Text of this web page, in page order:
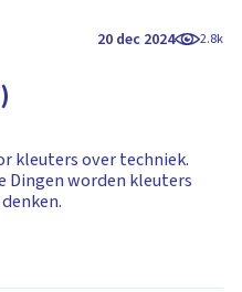
20 dec 2024 2.8k
kleuters over techniek.
Dingen worden kleuters